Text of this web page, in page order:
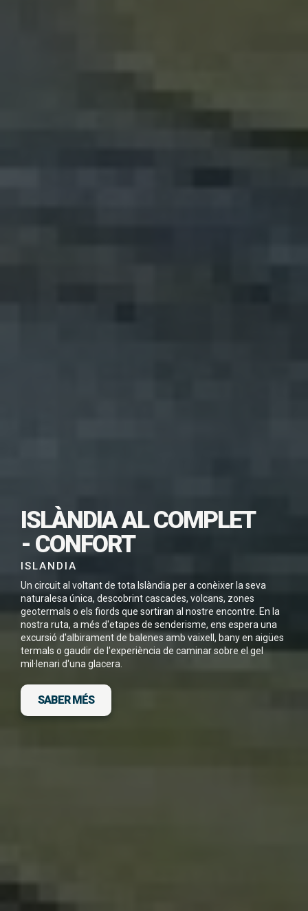
ISLÀNDIA AL COMPLET
- CONFORT
ISLANDIA
Un circuit al voltant de tota Islàndia per a conèixer la seva
naturalesa única, descobrint cascades, volcans, zones
geotermals o els fiords que sortiran al nostre encontre. En la
nostra ruta, a més d'etapes de senderisme, ens espera una
excursió d'albirament de balenes amb vaixell, bany en aigües
termals o gaudir de l'experiència de caminar sobre el gel
mil·lenari d'una glacera.
SABER MÉS
DESCARREGAR
AQUEST VIATGE EN
PDF
He llegit i accepto laPolítica de Privacitat*